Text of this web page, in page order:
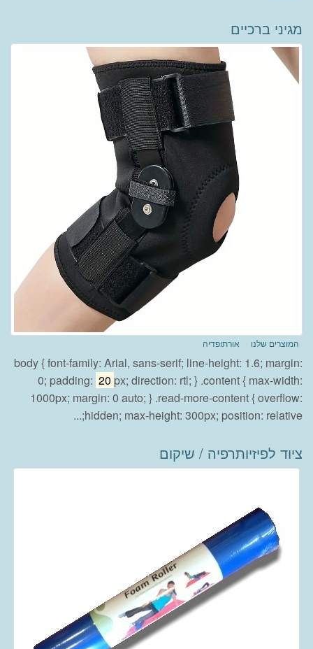
מגיני ברכיים
המוצרים שלנו אורתופדיה
body { font-family: Arial, sans-serif; line-height: 1.6; margin:
0; padding: 20 px; direction: rtl; } .content { max-width:
1000px; margin: 0 auto; } .read-more-content { overflow:
hidden; max-height: 300px; position: relative;...
ציוד לפיזיותרפיה / שיקום